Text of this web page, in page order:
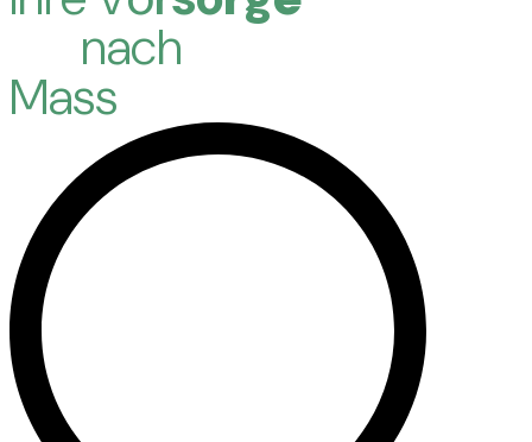
nach
Mass